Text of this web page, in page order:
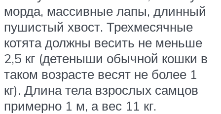
морда, массивные лапы, длинный
пушистый хвост. Трехмесячные
котята должны весить не меньше
2,5 кг (детеныши обычной кошки в
таком возрасте весят не более 1
кг). Длина тела взрослых самцов
примерно 1 м, а вес 11 кг.